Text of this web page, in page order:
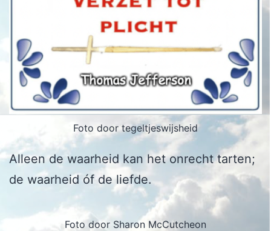
Foto door tegeltjeswijsheid
Alleen de waarheid kan het onrecht tarten;
de waarheid óf de liefde.
Foto door Sharon McCutcheon